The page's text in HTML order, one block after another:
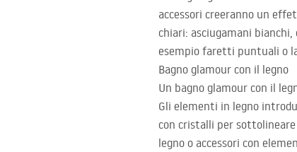
accessori creeranno un
chiari: asciugamani
esempio faretti puntuali o
Bagno glamour con il legno
Un bagno glamour con il
Gli elementi in legno
con cristalli per
legno o accessori con